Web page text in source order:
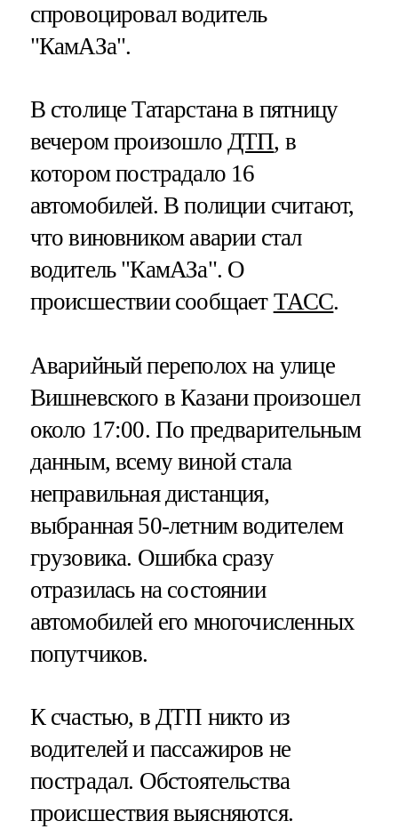
спровоцировал водитель
"КамАЗа".
В столице Татарстана в пятницу
вечером произошло ДТП, в
котором пострадало 16
автомобилей. В полиции считают,
что виновником аварии стал
водитель "КамАЗа". О
происшествии сообщает ТАСС.
Аварийный переполох на улице
Вишневского в Казани произошел
около 17:00. По предварительным
данным, всему виной стала
неправильная дистанция,
выбранная 50-летним водителем
грузовика. Ошибка сразу
отразилась на состоянии
автомобилей его многочисленных
попутчиков.
К счастью, в ДТП никто из
водителей и пассажиров не
пострадал. Обстоятельства
происшествия выясняются.